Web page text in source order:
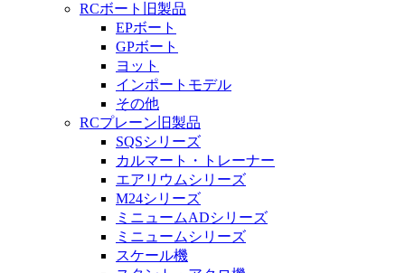
RCボート旧製品
EPボート
GPボート
ヨット
インポートモデル
その他
RCプレーン旧製品
SQSシリーズ
カルマート・トレーナー
エアリウムシリーズ
M24シリーズ
ミニュームADシリーズ
ミニュームシリーズ
スケール機